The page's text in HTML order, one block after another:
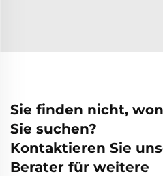
Sie finden nicht,
Sie suchen?
Kontaktieren Sie
Berater für weitere